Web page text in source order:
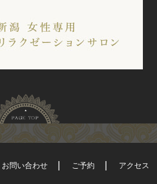
お問い合わせ ご予約 アクセス